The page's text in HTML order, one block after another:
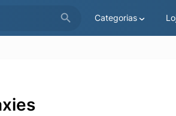
Categorias